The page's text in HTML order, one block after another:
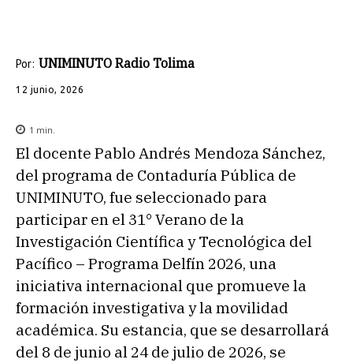
Por: UNIMINUTO Radio Tolima
12 junio, 2026
1 min.
El docente Pablo Andrés Mendoza Sánchez,
del programa de Contaduría Pública de
UNIMINUTO, fue seleccionado para
participar en el 31° Verano de la
Investigación Científica y Tecnológica del
Pacífico – Programa Delfín 2026, una
iniciativa internacional que promueve la
formación investigativa y la movilidad
académica. Su estancia, que se desarrollará
del 8 de junio al 24 de julio de 2026, se